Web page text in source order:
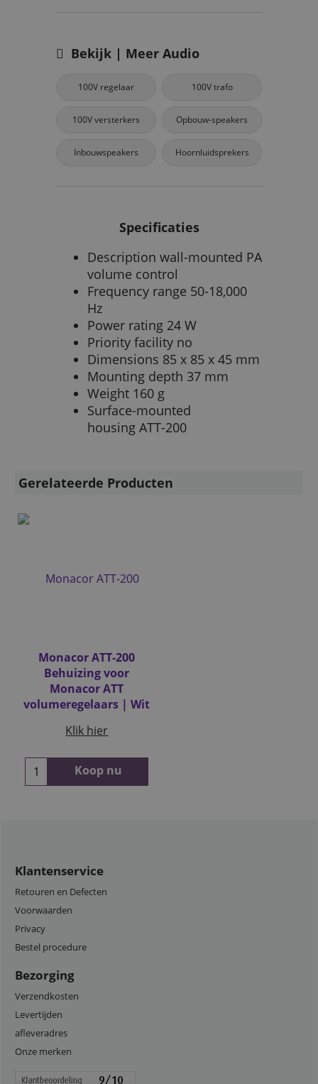
Bekijk | Meer Audio
100V regelaar 100V trafo
100V versterkers Opbouw-speakers
Inbouwspeakers Hoornluidsprekers
Specificaties
Description wall-mounted PA
volume control
Frequency range 50-18,000
Hz
Power rating 24 W
Priority facility no
Dimensions 85 x 85 x 45 mm
Mounting depth 37 mm
Weight 160 g
Surface-mounted
housing ATT-200
Gerelateerde Producten
Monacor ATT-200
Behuizing voor
Monacor ATT
volumeregelaars | Wit
Klik hier
Koop nu
Klantenservice
Retouren en Defecten
Voorwaarden
Privacy
Bestel procedure
Bezorging
Verzendkosten
Levertijden
afleveradres
Onze merken